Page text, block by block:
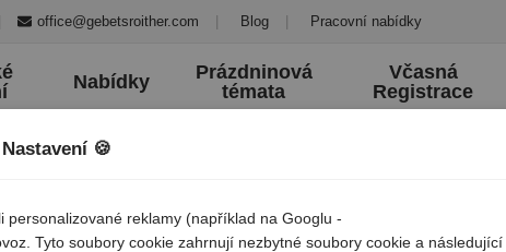
office@gebetsroither.com | Blog | Pracovní nabídky
Nabídky
Prázdninová
témata
Včasná
Registrace
🍪
reklamy (například na Googlu -
Tyto soubory cookie zahrnují nezbytné soubory cookie a následující